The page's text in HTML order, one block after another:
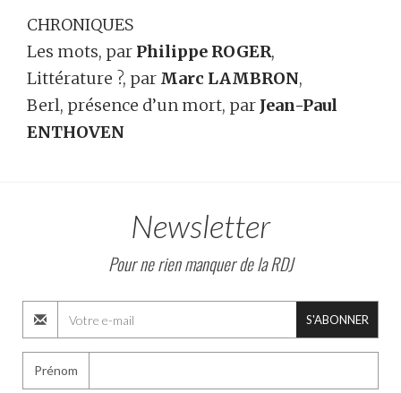
CHRONIQUES
Les mots, par Philippe ROGER,
Littérature ?, par Marc LAMBRON,
Berl, présence d’un mort, par Jean-Paul
ENTHOVEN
Newsletter
Pour ne rien manquer de la RDJ
S'ABONNER
Prénom